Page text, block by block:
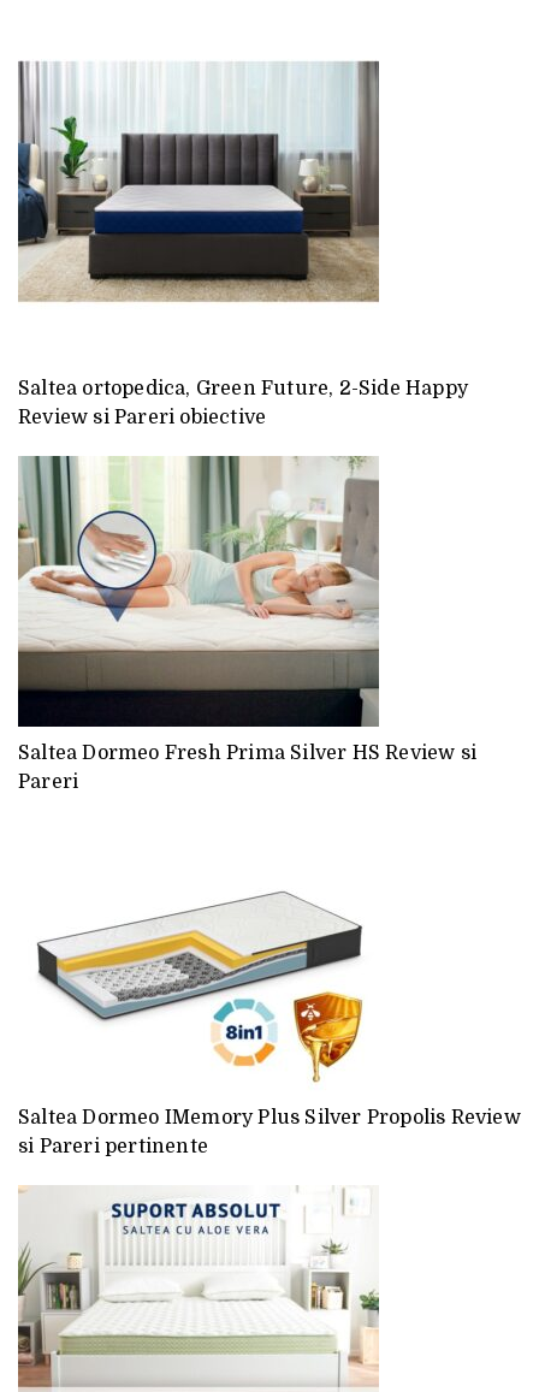
Saltea ortopedica, Green Future, 2-Side Happy
Review si Pareri obiective
Saltea Dormeo Fresh Prima Silver HS Review si
Pareri
Saltea Dormeo IMemory Plus Silver Propolis Review
si Pareri pertinente